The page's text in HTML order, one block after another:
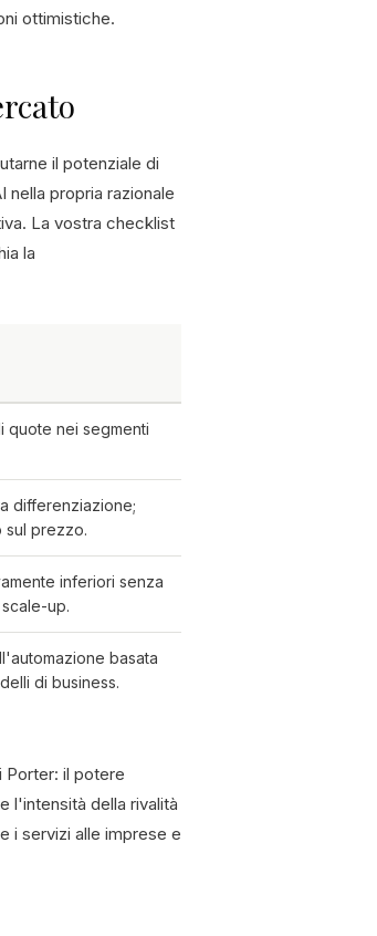
ottimistiche.
il potenziale di
nella propria razionale
La vostra checklist
la
quote nei segmenti
differenziazione;
sul prezzo.
inferiori senza
up.
basata
di business.
Porter: il potere
l'intensità della rivalità
i servizi alle imprese e